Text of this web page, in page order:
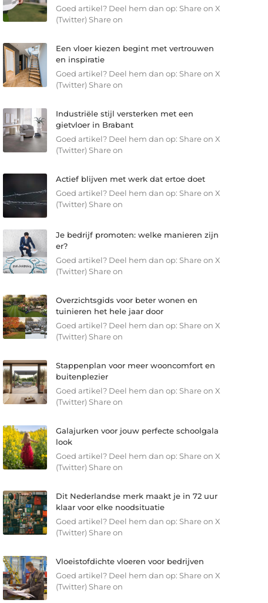
Goed artikel? Deel hem dan op: Share on X
(Twitter) Share on
Een vloer kiezen begint met vertrouwen
en inspiratie
Goed artikel? Deel hem dan op: Share on X
(Twitter) Share on
Industriële stijl versterken met een
gietvloer in Brabant
Goed artikel? Deel hem dan op: Share on X
(Twitter) Share on
Actief blijven met werk dat ertoe doet
Goed artikel? Deel hem dan op: Share on X
(Twitter) Share on
Je bedrijf promoten: welke manieren zijn
er?
Goed artikel? Deel hem dan op: Share on X
(Twitter) Share on
Overzichtsgids voor beter wonen en
tuinieren het hele jaar door
Goed artikel? Deel hem dan op: Share on X
(Twitter) Share on
Stappenplan voor meer wooncomfort en
buitenplezier
Goed artikel? Deel hem dan op: Share on X
(Twitter) Share on
Galajurken voor jouw perfecte schoolgala
look
Goed artikel? Deel hem dan op: Share on X
(Twitter) Share on
Dit Nederlandse merk maakt je in 72 uur
klaar voor elke noodsituatie
Goed artikel? Deel hem dan op: Share on X
(Twitter) Share on
Vloeistofdichte vloeren voor bedrijven
Goed artikel? Deel hem dan op: Share on X
(Twitter) Share on